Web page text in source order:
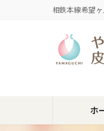
ッ
移
相鉄本線希望
ホ